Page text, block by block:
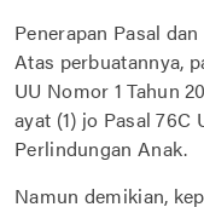
Penerapan Pasal
Atas perbuatannya,
UU Nomor 1 Tahun
ayat (1) jo Pasal 76C
Perlindungan Anak.
Namun demikian,